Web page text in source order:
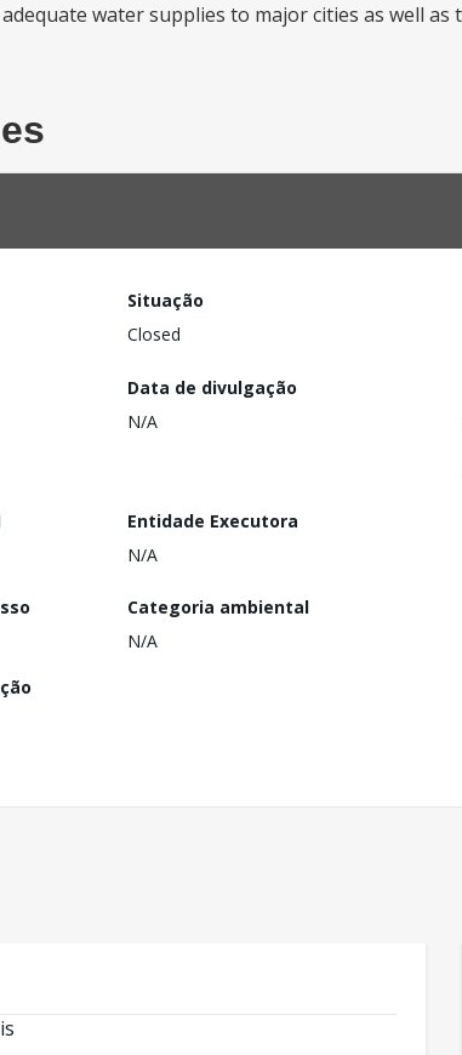
water supplies to major cities as well as
Situação
Closed
Data de divulgação
N/A
Entidade Executora
N/A
Categoria ambiental
N/A